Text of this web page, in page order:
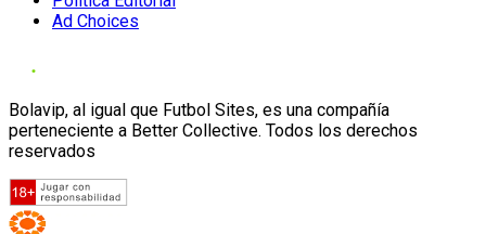
Ad Choices
Bolavip, al igual que Futbol Sites, es una compañía
perteneciente a Better Collective. Todos los derechos
reservados